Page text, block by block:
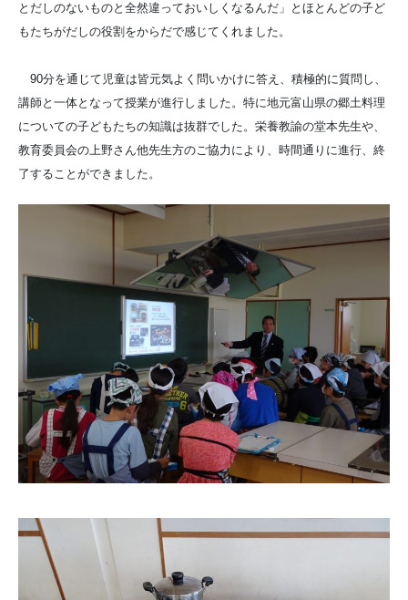
とだしのないものと全然違っておいしくなるんだ」とほとんどの子ど
もたちがだしの役割をからだで感じてくれました。
90分を通じて児童は皆元気よく問いかけに答え、積極的に質問し、
講師と一体となって授業が進行しました。特に地元富山県の郷土料理
についての子どもたちの知識は抜群でした。栄養教諭の堂本先生や、
教育委員会の上野さん他先生方のご協力により、時間通りに進行、終
了することができました。